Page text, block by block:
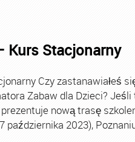
Kurs Stacjonarny
Czy zastanawiałeś
Zabaw dla Dzieci?
nową trasę
2023),